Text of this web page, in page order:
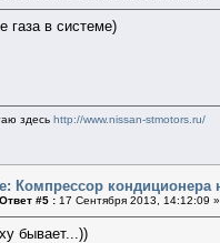
газа в системе)
здесь http://www.nissan-stmotors.ru/
Компрессор кондиционера
Ответ #5 : 17 Сентября 2013, 14:12:09 »
бывает...))